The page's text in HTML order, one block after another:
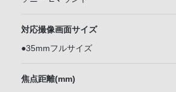
対応撮像画面サイズ
●35mmフルサイズ
焦点距離(mm)